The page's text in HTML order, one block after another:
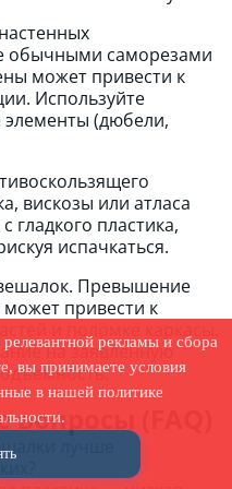
обычными саморезами
может привести к
Используйте
(дюбели,
вискозы или атласа
гладкого пластика,
испачкаться.
Превышение
привести к
на заявленную
(FAQ)
лучше
релевантной рекламы и сбора
вы принимаете условия
в нашей политике